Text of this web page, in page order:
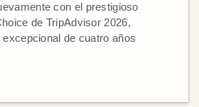
con el prestigioso
de TripAdvisor 2026,
de cuatro años